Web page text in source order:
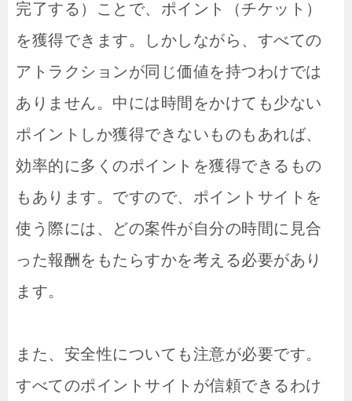
完了する）ことで、ポイント（チケット）
を獲得できます。しかしながら、すべての
アトラクションが同じ価値を持つわけでは
ありません。中には時間をかけても少ない
ポイントしか獲得できないものもあれば、
効率的に多くのポイントを獲得できるもの
もあります。ですので、ポイントサイトを
使う際には、どの案件が自分の時間に見合
った報酬をもたらすかを考える必要があり
ます。
また、安全性についても注意が必要です。
すべてのポイントサイトが信頼できるわけ